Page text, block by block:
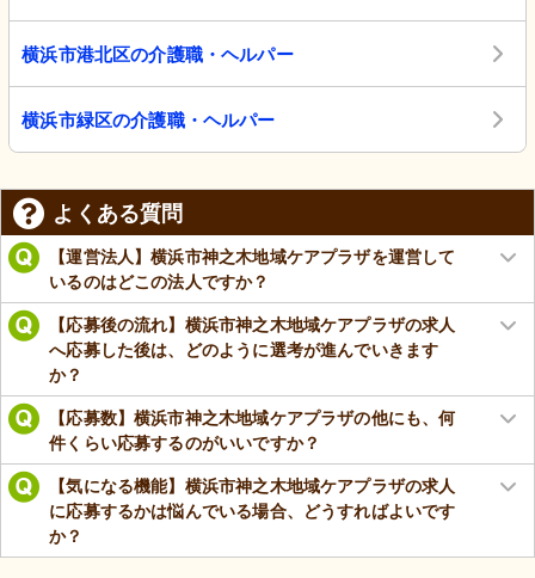
横浜市港北区の介護職・ヘルパー
横浜市緑区の介護職・ヘルパー
よくある質問
【運営法人】横浜市神之木地域ケアプラザを運営して
いるのはどこの法人ですか？
【応募後の流れ】横浜市神之木地域ケアプラザの求人
へ応募した後は、どのように選考が進んでいきます
か？
【応募数】横浜市神之木地域ケアプラザの他にも、何
件くらい応募するのがいいですか？
【気になる機能】横浜市神之木地域ケアプラザの求人
に応募するかは悩んでいる場合、どうすればよいです
か？